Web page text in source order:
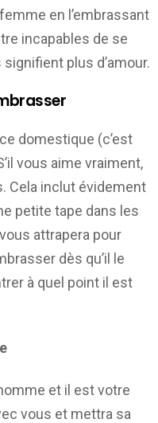
en l’embrassant
incapables de se
plus d’amour.
domestique (c’est
vous aime vraiment,
Cela inclut évidement
petite tape dans les
attrapera pour
dès qu’il le
à quel point il est
et il est votre
vous et mettra sa